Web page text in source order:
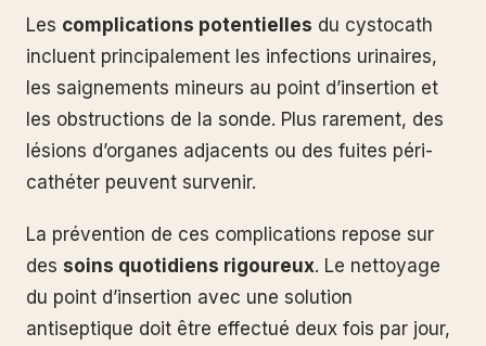
Les complications potentielles du cystocath
incluent principalement les infections urinaires,
les saignements mineurs au point d’insertion et
les obstructions de la sonde. Plus rarement, des
lésions d’organes adjacents ou des fuites péri-
cathéter peuvent survenir.
La prévention de ces complications repose sur
des soins quotidiens rigoureux. Le nettoyage
du point d’insertion avec une solution
antiseptique doit être effectué deux fois par jour,